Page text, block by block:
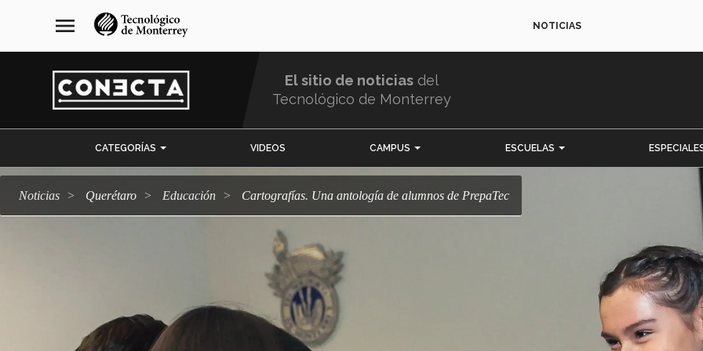
navegación
principal
menu NOTICIAS
El sitio de noticias del
Tecnológico de Monterrey
CATEGORÍAS VIDEOS CAMPUS ESCUELAS
Noticias Querétaro Educación Cartografías. Una antología de alumnos de PrepaTec